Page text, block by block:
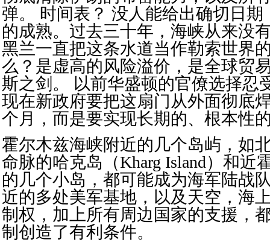
弹。 时间表？ 没人能给出确切日期
的成熟。过去三十年，海峡从来没
黑兰一直把这条水道当作勒索世界
么？是虚高的风险溢价，是全球贸
斯之剑。 以前华盛顿的官僚选择忍
现在新政府要把这扇门从外面彻底
个月，而是要实现长期的、根本性
霍尔木兹海峡附近的几个岛屿，如
命脉的哈克岛（Kharg Island）和近
的几个小岛，都可能成为海军陆战
近的多处美军基地，以及天空，海
制权，加上所有周边国家的支援，
制创造了有利条件。